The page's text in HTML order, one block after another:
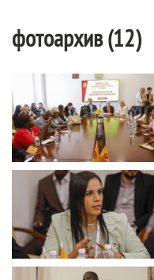
фотоархив (12)